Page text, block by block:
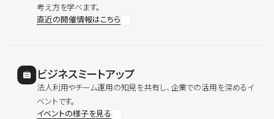
考え方を学べます。
直近の開催情報はこちら
ビジネスミートアップ
法人利用やチーム運用の知見を共有し、企業での活用を深めるイ
ベントです。
イベントの様子を見る